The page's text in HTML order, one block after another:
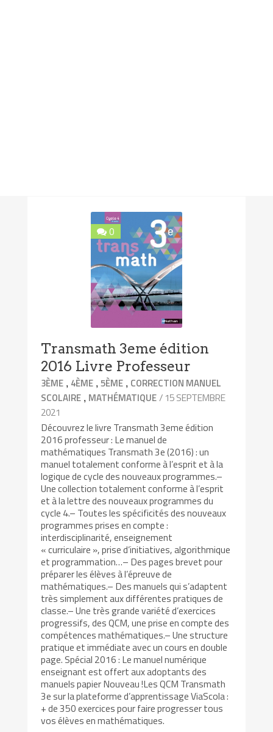
0
Transmath 3eme édition
2016 Livre Professeur
3ÈME , 4ÈME ,5ÈME , CORRECTION MANUEL
SCOLAIRE , MATHÉMATIQUE/ 15 SEPTEMBRE
2021
Découvrez le livre Transmath 3eme édition
2016 professeur : Le manuel de
mathématiques Transmath 3e (2016) : un
manuel totalement conforme à l’esprit et à la
logique de cycle des nouveaux programmes.–
Une collection totalement conforme à l’esprit
et à la lettre des nouveaux programmes du
cycle 4.– Toutes les spécificités des nouveaux
programmes prises en compte :
interdisciplinarité, enseignement
« curriculaire », prise d’initiatives, algorithmique
et programmation…– Des pages brevet pour
préparer les élèves à l’épreuve de
mathématiques.– Des manuels qui s’adaptent
très simplement aux différentes pratiques de
classe.– Une très grande variété d’exercices
progressifs, des QCM, une prise en compte des
compétences mathématiques.– Une structure
pratique et immédiate avec un cours en double
page. Spécial 2016 : Le manuel numérique
enseignant est offert aux adoptants des
manuels papier Nouveau !Les QCM Transmath
3e sur la plateforme d’apprentissage ViaScola :
+ de 350 exercices pour faire progresser tous
vos élèves en mathématiques.